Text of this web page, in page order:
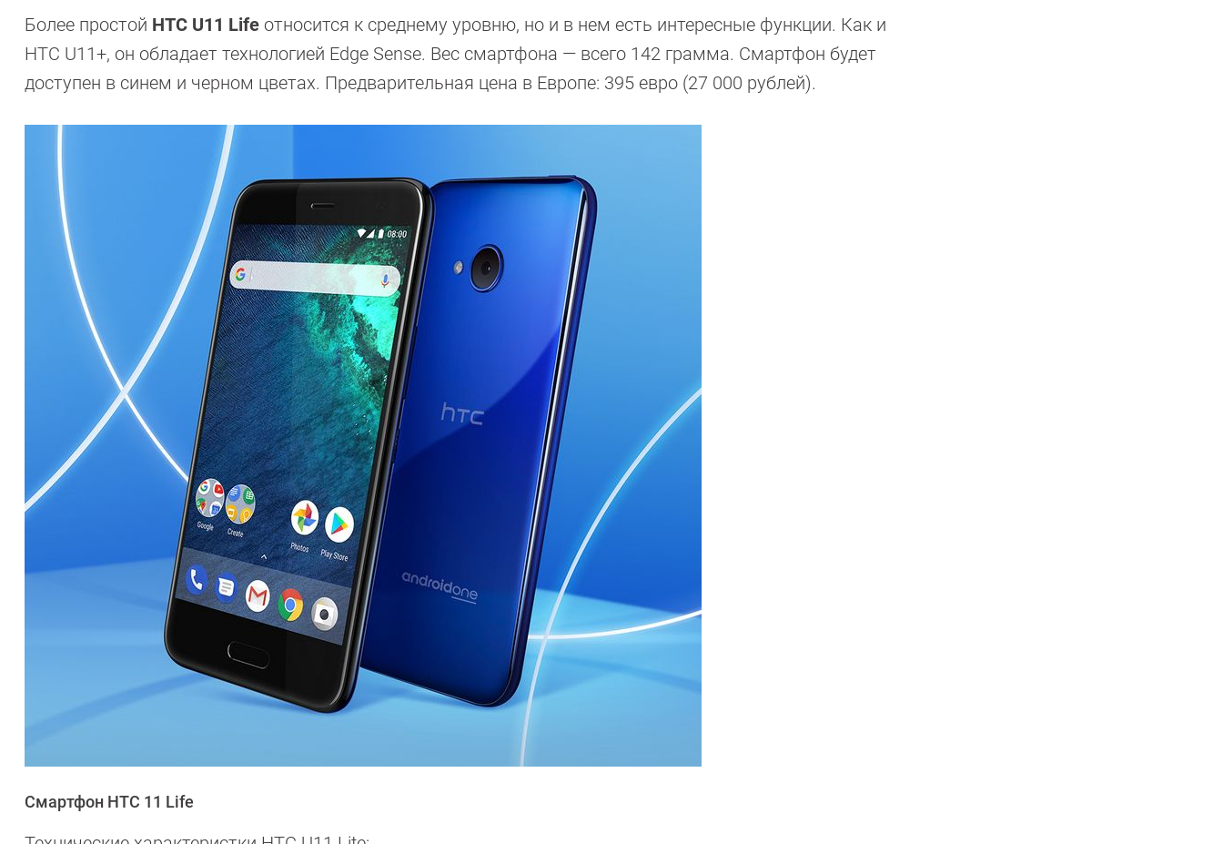
Более простой HTC U11 Life относится к среднему уровню, но и в нем есть интересные функции. Как и
HTC U11+, он обладает технологией Edge Sense. Вес смартфона — всего 142 грамма. Смартфон будет
доступен в синем и черном цветах. Предварительная цена в Европе: 395 евро (27 000 рублей).
Смартфон HTC 11 Life